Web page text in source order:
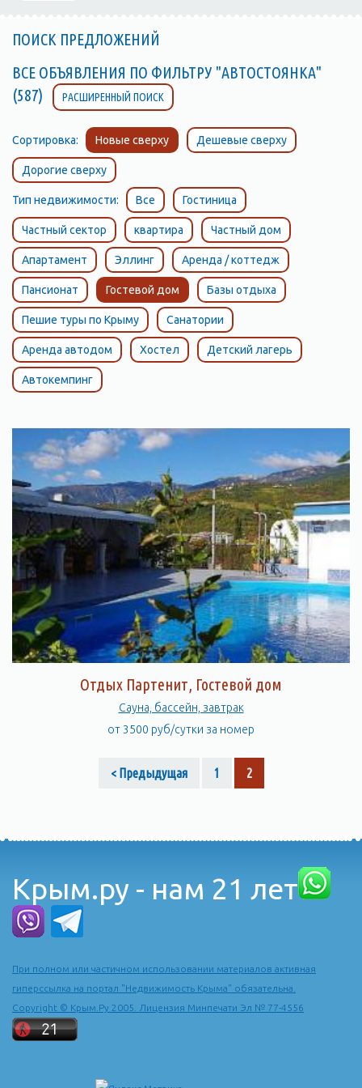
ПОИСК ПРЕДЛОЖЕНИЙ
ВСЕ ОБЪЯВЛЕНИЯ ПО ФИЛЬТРУ "АВТОСТОЯНКА"
(587)
РАСШИРЕННЫЙ ПОИСК
Сортировка: Новые сверху Дешевые сверху
Дорогие сверху
Тип недвижимости: Все Гостиница
Частный сектор квартира Частный дом
Апартамент Эллинг Аренда / коттедж
Пансионат Гостевой дом Базы отдыха
Пешие туры по Крыму Санатории
Аренда автодом Хостел Детский лагерь
Автокемпинг
Отдых Партенит, Гостевой дом
Сауна, бассейн, завтрак
от 3500 руб/сутки за номер
< Предыдущая 1 2
Крым.ру - нам 21 лет
При полном или частичном использовании материалов активная
гиперссылка на портал "Недвижимость Крыма" обязательна.
Copyright © Крым.Ру 2005. Лицензия Минпечати Эл № 77-4556